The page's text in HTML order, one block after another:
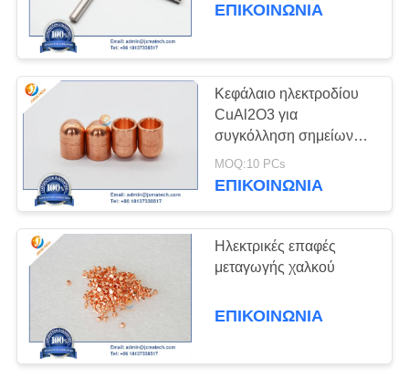
ΕΛΆΤΕ
ΣΕ
ΕΠΑΦΉ
ΜΕ
ΕΙΔΉΣΕΙΣ
ΠΕΡΙΠΤΏΣΕΙΣ
ΖΗΤΉΣΤΕ
ΈΝΑ
ΑΠΌΣΠΑΣΜΑ
Βαρύ κράμα
βολφραμίου
197
Ψεκάζοντας στόχοι
ΕΠΙΚΟΙΝΩΝΊΑ
Κεφάλαιο ηλεκτροδίου
CuAl2O3 για
συγκόλληση σημείων
αντίστασης
MOQ:10 PCs
ΕΠΙΚΟΙΝΩΝΊΑ
Ηλεκτρικές επαφές
μεταγωγής χαλκού
ΕΠΙΚΟΙΝΩΝΊΑ